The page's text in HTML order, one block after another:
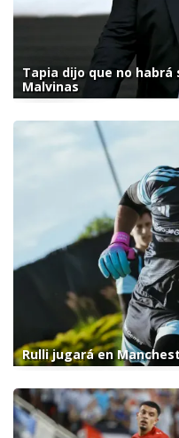
Tapia dijo que no
Malvinas
Rulli jugará en